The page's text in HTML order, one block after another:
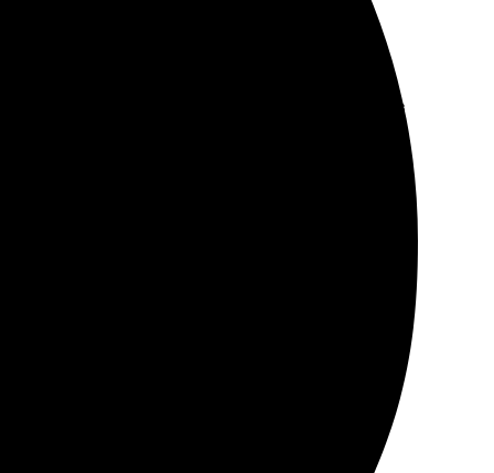
Ждала заказ почти две недели, но это как раз
размеры. Рисунок на холсте выглядит просто